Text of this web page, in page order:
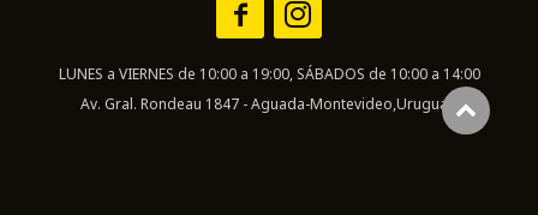
 
LUNES a VIERNES de 10:00 a 19:00, SÁBADOS de 10:00 a 14:00
Av. Gral. Rondeau 1847 - Aguada-Montevideo,Uruguay.